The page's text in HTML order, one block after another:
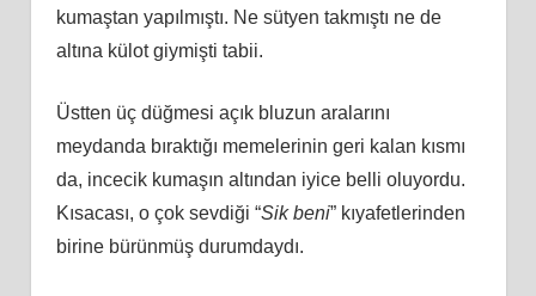
kumaştan yapılmıştı. Ne sütyen takmıştı ne de
altına külot giymişti tabii.
Üstten üç düğmesi açık bluzun aralarını
meydanda bıraktığı memelerinin geri kalan kısmı
da, incecik kumaşın altından iyice belli oluyordu.
Kısacası, o çok sevdiği “Sik beni” kıyafetlerinden
birine bürünmüş durumdaydı.